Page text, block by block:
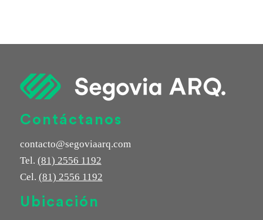
Contáctanos
contacto@segoviaarq.com
Tel. (81) 2556 1192
Cel. (81) 2556 1192
Ubicación